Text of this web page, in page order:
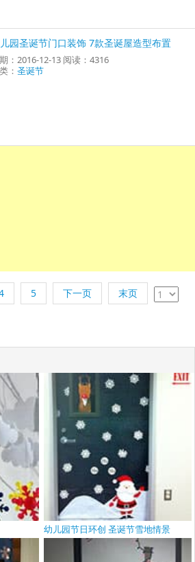
园圣诞节门口装饰 7款圣诞屋造型布置
：2016-12-13 阅读：4316
：圣诞节
5 下一页
末页
幼儿园节日环创 圣诞节雪地情景